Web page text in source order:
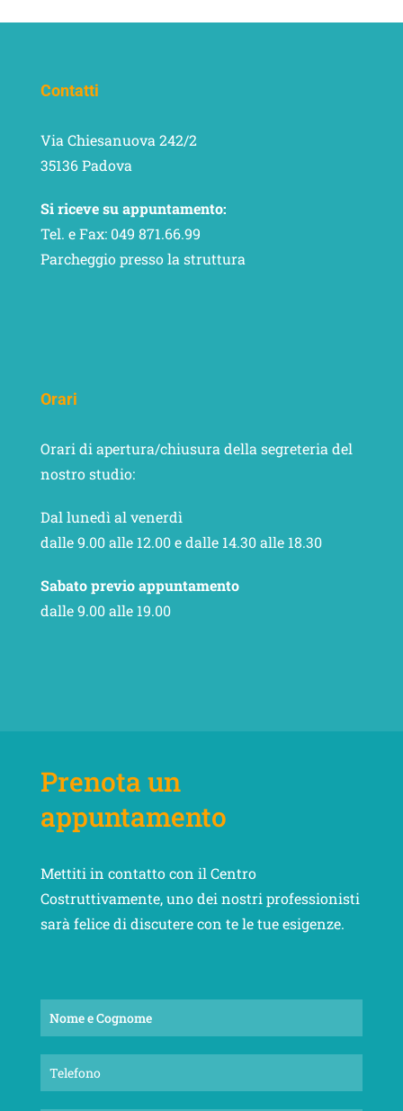
Contatti
Via Chiesanuova 242/2
35136 Padova
Si riceve su appuntamento:
Tel. e Fax: 049 871.66.99
Parcheggio presso la struttura
Orari
Orari di apertura/chiusura della segreteria del
nostro studio:
Dal lunedì al venerdì
dalle 9.00 alle 12.00 e dalle 14.30 alle 18.30
Sabato previo appuntamento
dalle 9.00 alle 19.00
Prenota un
appuntamento
Mettiti in contatto con il Centro
Costruttivamente, uno dei nostri professionisti
sarà felice di discutere con te le tue esigenze.